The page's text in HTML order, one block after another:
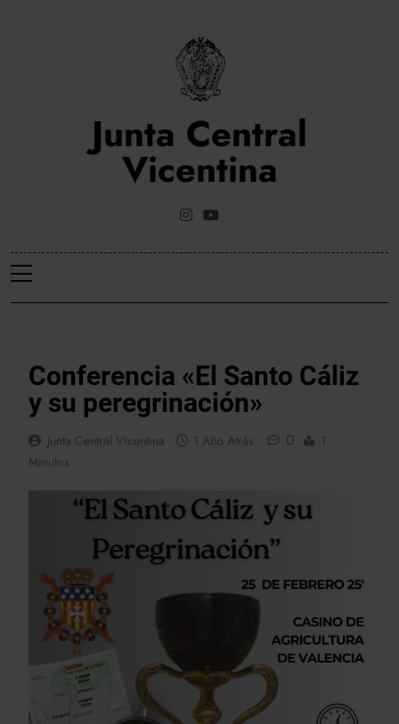
Junta Central
Vicentina
Web Oficial De La Junta Central Vicentina De Valencia
Conferencia «El Santo Cáliz
y su peregrinación»
Junta Central Vicentina 1 Año Atrás 0
1
Minutos